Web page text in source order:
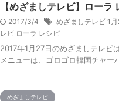
【めざましテレビ】ロー
2017/3/4 めざましテレビ 1月
レビ ローラ レシピ
2017年1月27日のめざましテレビ
メニューは、ゴロゴロ韓国チャー
めざましテレビ